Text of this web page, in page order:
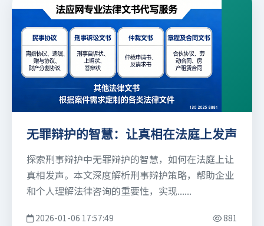
无罪辩护的智慧：让真相在法庭上发声
探索刑事辩护中无罪辩护的智慧，如何在法庭上让
真相发声。本文深度解析刑事辩护策略，帮助企业
和个人理解法律咨询的重要性，实现......
2026-01-06 17:57:49 881